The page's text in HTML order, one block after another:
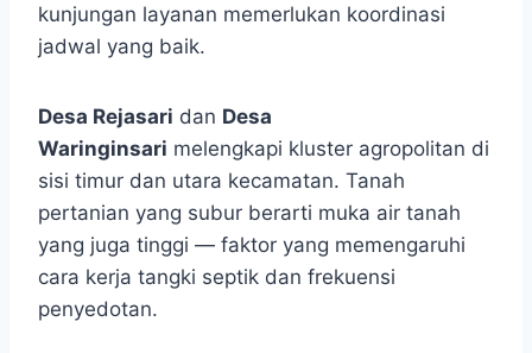
kunjungan layanan memerlukan koordinasi
jadwal yang baik.
Desa Rejasari dan Desa
Waringinsari melengkapi kluster agropolitan di
sisi timur dan utara kecamatan. Tanah
pertanian yang subur berarti muka air tanah
yang juga tinggi — faktor yang memengaruhi
cara kerja tangki septik dan frekuensi
penyedotan.